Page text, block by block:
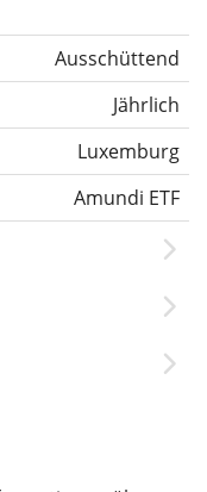
Ausschüttend
Jährlich
Luxemburg
Amundi ETF